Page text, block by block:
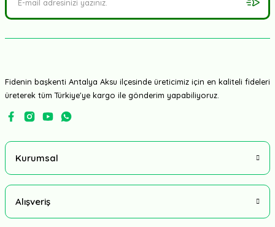
Fidenin başkenti Antalya Aksu ilçesinde üreticimiz için en kaliteli fideleri
üreterek tüm Türkiye'ye kargo ile gönderim yapabiliyoruz.
Kurumsal
Alışveriş